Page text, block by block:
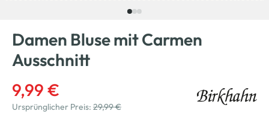
Damen Bluse mit Carmen
Ausschnitt
9,99 €
Ursprünglicher Preis: 29,99 €